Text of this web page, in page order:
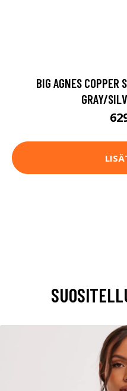
BIG AGNES COPPER
GRAY/